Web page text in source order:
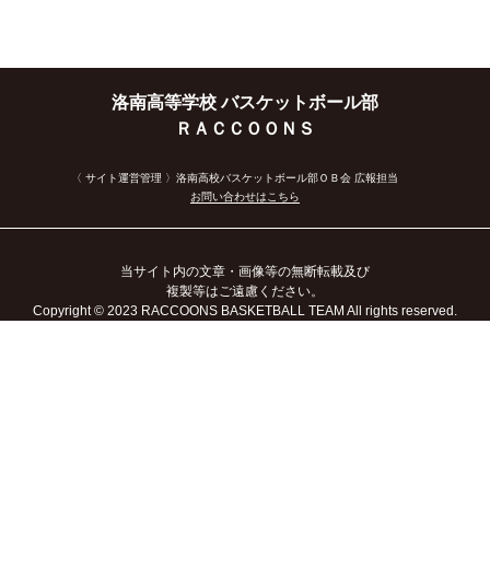
洛南高等学校 バスケットボール部
ＲＡＣＣＯＯＮＳ
〈 サイト運営管理 〉洛南高校バスケットボール部ＯＢ会 広報担当
お問い合わせはこちら
当サイト内の文章・画像等の無断転載及び
複製等はご遠慮ください。
Copyright© 2023 RACCOONS BASKETBALL TEAM All rights reserved.